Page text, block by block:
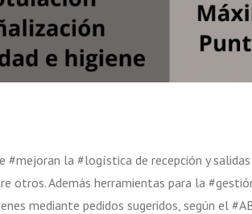
la #logística de recepción y
otros. Además herramientas para la
mediante pedidos sugeridos, según el